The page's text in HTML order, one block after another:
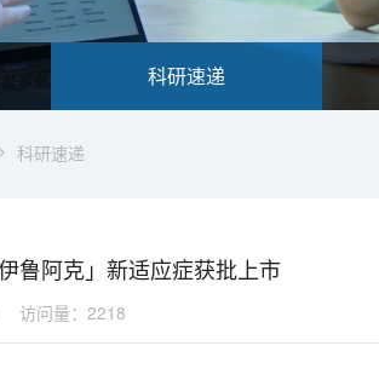
科研速递
科研速递
鲁阿克」新适应症获批上市
访问量：2218